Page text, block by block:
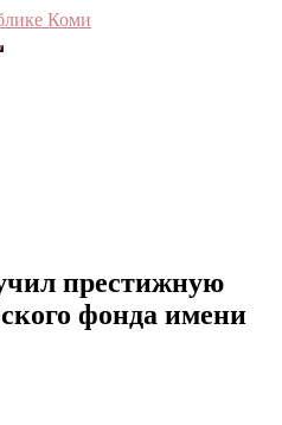
престижную
фонда имени